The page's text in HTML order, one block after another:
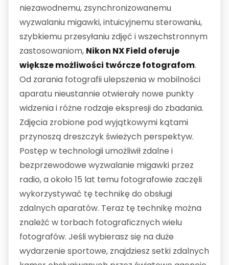
niezawodnemu, zsynchronizowanemu
wyzwalaniu migawki, intuicyjnemu sterowaniu,
szybkiemu przesyłaniu zdjęć i wszechstronnym
zastosowaniom, Nikon NX Field oferuje
większe możliwości twórcze fotografom.
Od zarania fotografii ulepszenia w mobilności
aparatu nieustannie otwierały nowe punkty
widzenia i różne rodzaje ekspresji do zbadania.
Zdjęcia zrobione pod wyjątkowymi kątami
przynoszą dreszczyk świeżych perspektyw.
Postęp w technologii umożliwił zdalne i
bezprzewodowe wyzwalanie migawki przez
radio, a około 15 lat temu fotografowie zaczęli
wykorzystywać tę technikę do obsługi
zdalnych aparatów. Teraz tę technikę można
znaleźć w torbach fotograficznych wielu
fotografów. Jeśli wybierasz się na duże
wydarzenie sportowe, znajdziesz setki zdalnych